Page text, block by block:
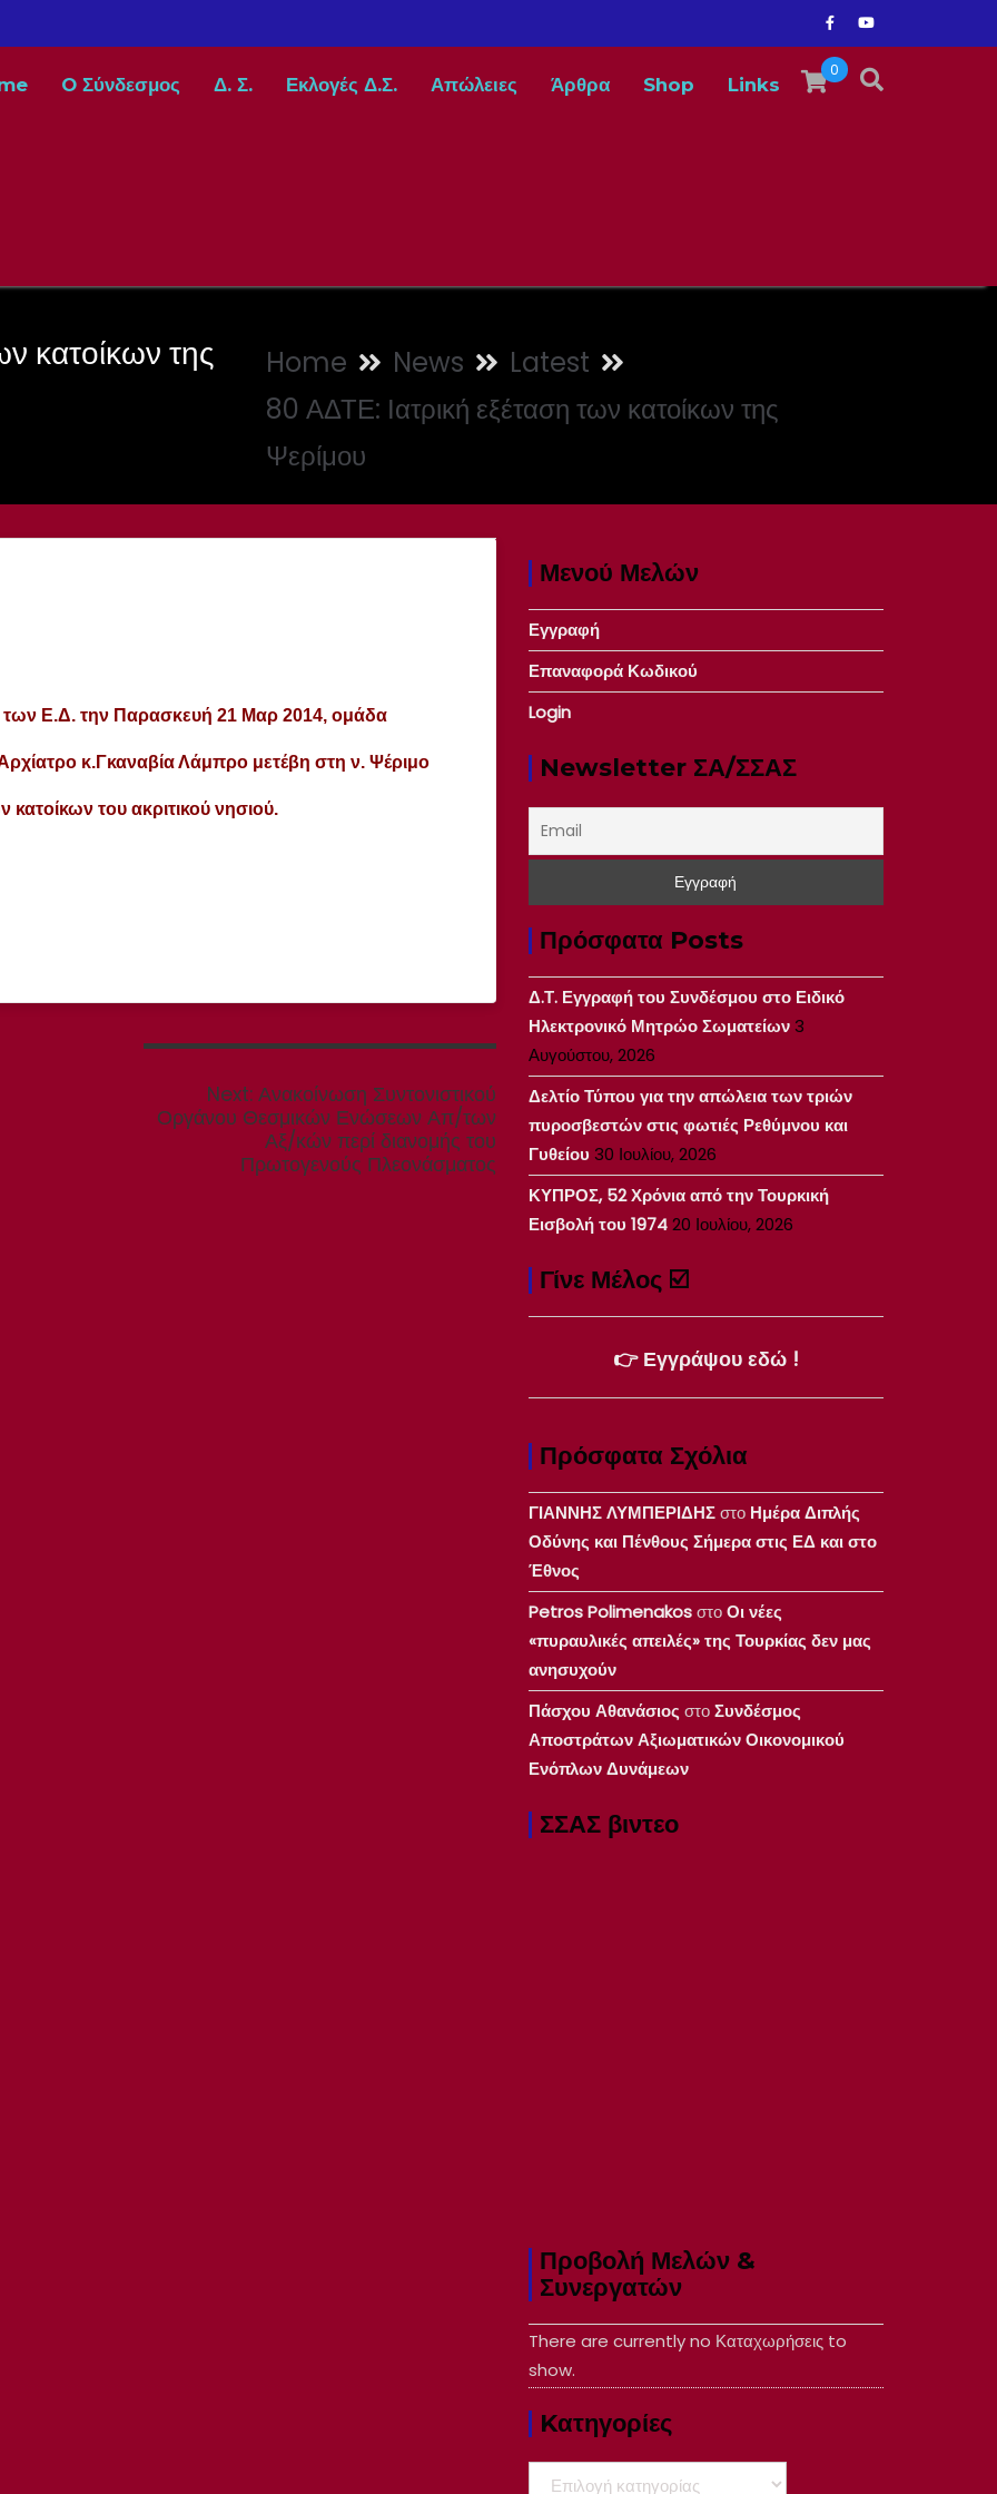
0
O Σύνδεσμος Δ. Σ. Εκλογές Δ.Σ. Απώλειες Άρθρα Shop Links
κατοίκων της
Home News
Latest
80 ΑΔΤΕ: Ιατρική εξέταση των κατοίκων της
Ψερίμου
των Ε.Δ. την Παρασκευή 21 Μαρ 2014, ομάδα
κ.Γκαναβία Λάμπρο μετέβη στη ν. Ψέριμο
κατοίκων του ακριτικού νησιού.
Next: Next
post:
Ανακοίνωση Συντονιστικού
Οργάνου Θεσμικών Ενώσεων Απ/των
Αξ/κών περί διανομής του
Πρωτογενούς Πλεονάσματος
Μενού Μελών
Εγγραφή
Επαναφορά Κωδικού
Login
Newsletter ΣΑ/ΣΣΑΣ
Πρόσφατα Posts
Δ.Τ. Εγγραφή του Συνδέσμου στο Ειδικό
Ηλεκτρονικό Μητρώο Σωματείων3
Αυγούστου, 2026
Δελτίο Τύπου για την απώλεια των τριών
πυροσβεστών στις φωτιές Ρεθύμνου και
Γυθείου 30 Ιουλίου, 2026
ΚΥΠΡΟΣ, 52 Χρόνια από την Τουρκική
Εισβολή του 197420 Ιουλίου, 2026
Γίνε Μέλος ☑️
👉 Εγγράψου εδώ !
Πρόσφατα Σχόλια
ΓΙΑΝΝΗΣ ΛΥΜΠΕΡΙΔΗΣστο Ημέρα Διπλής
Οδύνης και Πένθους Σήμερα στις ΕΔ και στο
Έθνος
Petros PolimenakosστοΟι νέες
«πυραυλικές απειλές» της Τουρκίας δεν μας
ανησυχούν
Πάσχου Αθανάσιος στοΣυνδέσμος
Αποστράτων Αξιωματικών Οικονομικού
Ενόπλων Δυνάμεων
ΣΣΑΣ βιντεο
Προβολή Μελών &
Συνεργατών
There are currently no Καταχωρήσεις to
show.
Kατηγορίες
Kατηγορίες